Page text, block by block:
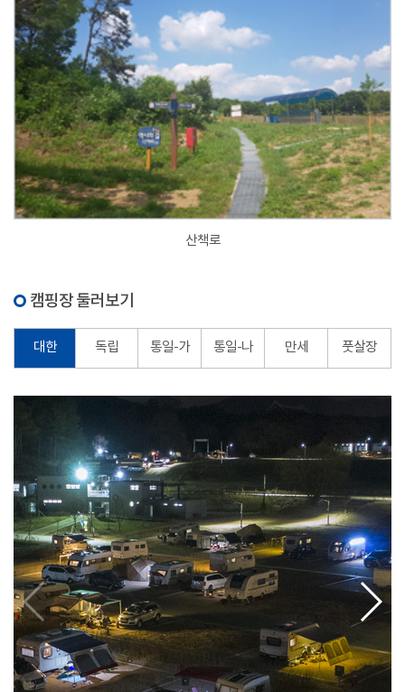
산책로
캠핑장 둘러보기
대한 독립 통일-가 통일-나 만세 풋살장